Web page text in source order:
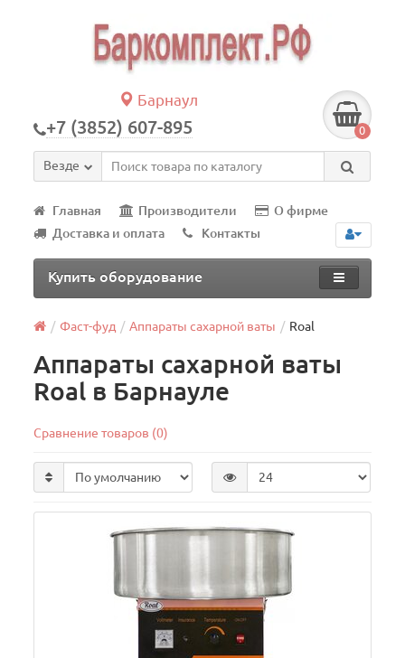
Барнаул
+7 (3852) 607-895 0
Везде
Главная Производители
О фирме
Доставка и оплата
Контакты
Купить оборудование
Фаст-фуд Аппараты сахарной ваты Roal
Аппараты сахарной ваты
Roal в Барнауле
Сравнение товаров (0)